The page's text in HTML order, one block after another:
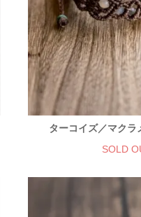
ターコイズ／マクラ
SOLD